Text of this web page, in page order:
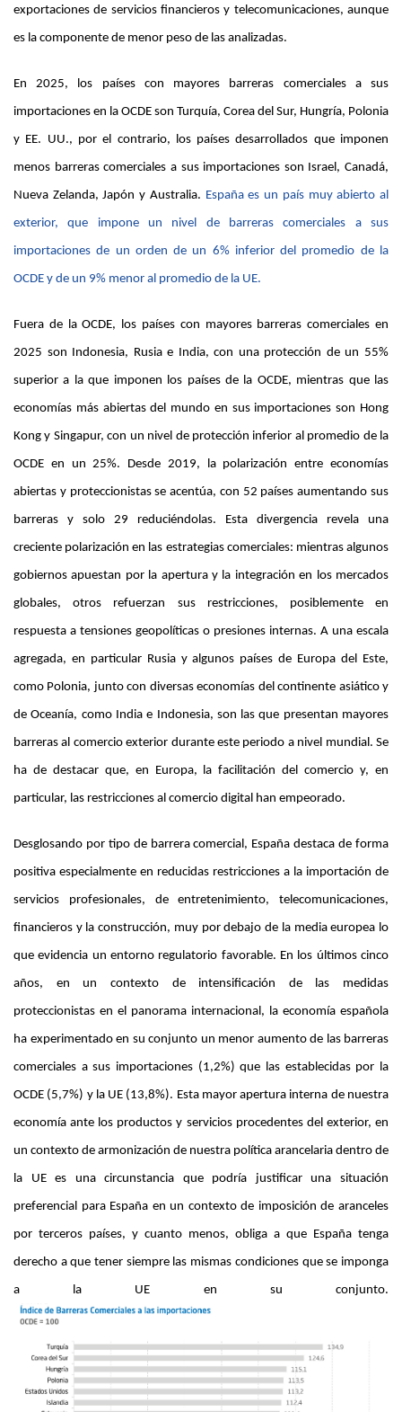
exportaciones de servicios financieros y telecomunicaciones, aunque
es la componente de menor peso de las analizadas.
En 2025, los países con mayores barreras comerciales a sus
importaciones en la OCDE son Turquía, Corea del Sur, Hungría, Polonia
y EE. UU., por el contrario, los países desarrollados que imponen
menos barreras comerciales a sus importaciones son Israel, Canadá,
Nueva Zelanda, Japón y Australia. España es un país muy abierto al
exterior, que impone un nivel de barreras comerciales a sus
importaciones de un orden de un 6% inferior del promedio de la
OCDE y de un 9% menor al promedio de la UE.
Fuera de la OCDE, los países con mayores barreras comerciales en
2025 son Indonesia, Rusia e India, con una protección de un 55%
superior a la que imponen los países de la OCDE, mientras que las
economías más abiertas del mundo en sus importaciones son Hong
Kong y Singapur, con un nivel de protección inferior al promedio de la
OCDE en un 25%. Desde 2019, la polarización entre economías
abiertas y proteccionistas se acentúa, con 52 países aumentando sus
barreras y solo 29 reduciéndolas. Esta divergencia revela una
creciente polarización en las estrategias comerciales: mientras algunos
gobiernos apuestan por la apertura y la integración en los mercados
globales, otros refuerzan sus restricciones, posiblemente en
respuesta a tensiones geopolíticas o presiones internas. A una escala
agregada, en particular Rusia y algunos países de Europa del Este,
como Polonia, junto con diversas economías del continente asiático y
de Oceanía, como India e Indonesia, son las que presentan mayores
barreras al comercio exterior durante este periodo a nivel mundial. Se
ha de destacar que, en Europa, la facilitación del comercio y, en
particular, las restricciones al comercio digital han empeorado.
Desglosando por tipo de barrera comercial, España destaca de forma
positiva especialmente en reducidas restricciones a la importación de
servicios profesionales, de entretenimiento, telecomunicaciones,
financieros y la construcción, muy por debajo de la media europea lo
que evidencia un entorno regulatorio favorable. En los últimos cinco
años, en un contexto de intensificación de las medidas
proteccionistas en el panorama internacional, la economía española
ha experimentado en su conjunto un menor aumento de las barreras
comerciales a sus importaciones (1,2%) que las establecidas por la
OCDE (5,7%) y la UE (13,8%). Esta mayor apertura interna de nuestra
economía ante los productos y servicios procedentes del exterior, en
un contexto de armonización de nuestra política arancelaria dentro de
la UE es una circunstancia que podría justificar una situación
preferencial para España en un contexto de imposición de aranceles
por terceros países, y cuanto menos, obliga a que España tenga
derecho a que tener siempre las mismas condiciones que se imponga
a la UE en su conjunto.